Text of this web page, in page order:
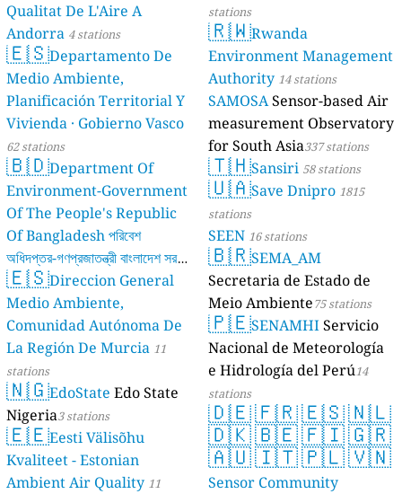
Qualitat De L'Aire A
Andorra 4 stations
🇪🇸Departamento De
Medio Ambiente,
Planificación Territorial Y
Vivienda · Gobierno Vasco
62 stations
🇧🇩Department Of
Environment-Government
Of The People's Republic
Of Bangladesh পরিবেশ
অধিদপ্তর-গণপ্রজাতন্ত্রী বাংলাদেশ সরকার
17 stations
🇪🇸Direccion General
Medio Ambiente,
Comunidad Autónoma De
La Región De Murcia 11
stations
🇳🇬EdoState Edo State
Nigeria3 stations
🇪🇪Eesti Välisõhu
Kvaliteet - Estonian
Ambient Air Quality 11
stations
🇷🇼Rwanda
Environment Management
Authority 14 stations
SAMOSASensor-based Air
measurement Observatory
for South Asia337 stations
🇹🇭Sansiri 58 stations
🇺🇦Save Dnipro 1815
stations
SEEN 16 stations
🇧🇷SEMA_AM
Secretaria de Estado de
Meio Ambiente75 stations
🇵🇪SENAMHIServicio
Nacional de Meteorología
e Hidrología del Perú14
stations
🇩🇪🇫🇷🇪🇸🇳🇱
🇩🇰🇧🇪🇫🇮🇬🇷
🇦🇺🇮🇹🇵🇱🇻🇳
Sensor Community